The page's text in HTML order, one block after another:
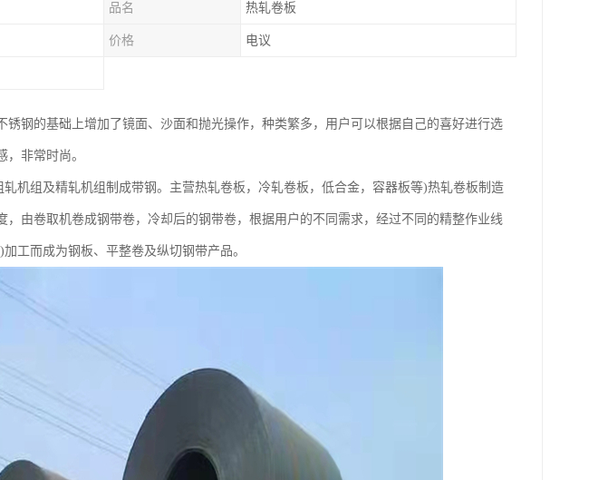
品名 热轧卷板
价格 电议
钢的基础上增加了镜面、沙面和抛光操作，种类繁多，用户可以根据自己的喜好进行选
非常时尚。
机组及精轧机组制成带钢。主营热轧卷板，冷轧卷板，低合金，容器板等)热轧卷板制造
由卷取机卷成钢带卷，冷却后的钢带卷，根据用户的不同需求，经过不同的精整作业线
工而成为钢板、平整卷及纵切钢带产品。